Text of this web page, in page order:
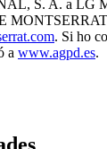
S. A. a LG
. Si ho
a www.agpd.es.